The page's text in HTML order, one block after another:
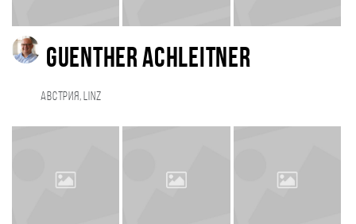
Guenther Achleitner
Австрия, Linz